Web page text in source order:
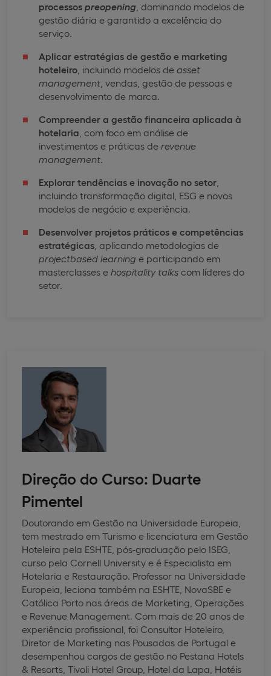
processos preopening , dominando modelos de
gestão diária e garantido a excelência do
serviço.
Aplicar estratégias de gestão e marketing
hoteleiro , incluindo modelos de asset
management , vendas, gestão de pessoas e
desenvolvimento de marca.
Compreender a gestão financeira aplicada à
hotelaria , com foco em análise de
investimentos e práticas de revenue
management.
Explorar tendências e inovação no setor
incluindo transformação digital, ESG e novos
modelos de negócio e experiência.
Desenvolver projetos práticos e competências
estratégicas , aplicando metodologias de
projectbased learning e participando em
masterclasses e hospitality talks com líderes do
setor.
Direção do Curso: Duarte
Pimentel
Doutorando em Gestão na Universidade Europeia,
tem mestrado em Turismo e licenciatura em Gestão
Hoteleira pela ESHTE, pós-graduação pelo ISEG,
curso pela Cornell University e é Especialista em
Hotelaria e Restauração. Professor na Universidade
Europeia, leciona também na ESHTE, NovaSBE e
Católica Porto nas áreas de Marketing, Operações
e Revenue Management. Com mais de 20 anos de
experiência profissional, foi Consultor Hoteleiro,
Diretor de Marketing nas Pousadas de Portugal e
desempenhou cargos de gestão no Pestana Hotels
& Resorts, Tivoli Hotel Group, Hotel da Lapa, Hotéis